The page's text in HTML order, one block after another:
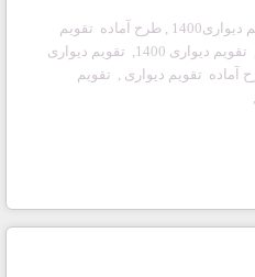
طرح لایه باز تقویم دیواری , تقویم دیواری1400 , طرح آماده تقویم
دیواری, دانلود طرح تقویم 1400 , تقویم دیواری 1400, تقویم دیواری
آماده تقویم دیواری , تقویم